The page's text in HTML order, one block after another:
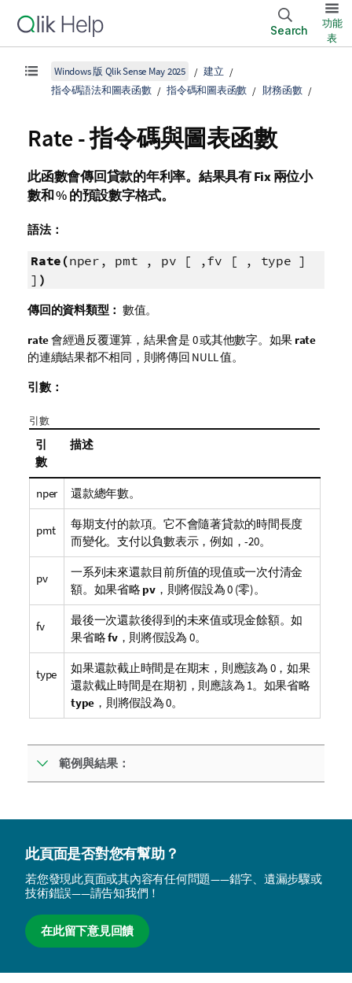
Search
功能
表
Windows 版 Qlik Sense May 2025
建立
指令碼語法和圖表函數
指令碼和圖表函數 財務函數
Rate - 指令碼與圖表函數
此函數會傳回貸款的年利率。結果具有Fix兩位小
數和 % 的預設數字格式。
語法：
Rate(nper, pmt , pv [ ,fv [ , type ]
] )
傳回的資料類型： 數值。
rate會經過反覆運算，結果會是 0 或其他數字。如果 rate
的連續結果都不相同，則將傳回 NULL值。
引數：
引數
引
數
描述
nper 還款總年數。
pmt
每期支付的款項。它不會隨著貸款的時間長度
而變化。支付以負數表示，例如，-20。
pv
一系列未來還款目前所值的現值或一次付清金
額。如果省略pv，則將假設為 0 (零)。
fv
最後一次還款後得到的未來值或現金餘額。如
果省略fv，則將假設為 0。
type
如果還款截止時間是在期末，則應該為 0，如果
還款截止時間是在期初，則應該為 1。如果省略
type ，則將假設為 0。
範例與結果：
此頁面是否對您有幫助？
若您發現此頁面或其內容有任何問題——錯字、遺漏步驟或
技術錯誤——請告知我們！
在此留下意見回饋